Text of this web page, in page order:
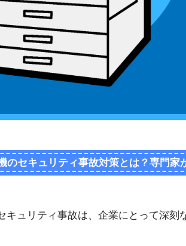
のセキュリティ事故対策とは？専門家
キュリティ事故は、企業にとって深刻